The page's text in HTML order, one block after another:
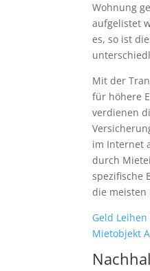
Wohnung
aufgelistet
es, so ist
Mit der
für höhere
verdienen
im Internet
durch
spezifische
die meisten
Geld
Mietobjekt